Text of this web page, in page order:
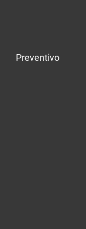
Preventivo